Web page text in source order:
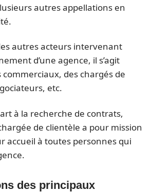
autres appellations en
autres acteurs intervenant
d’une agence, il s’agit
des chargés de
etc.
à la recherche de contrats,
de clientèle a pour mission
accueil à toutes personnes qui
des principaux